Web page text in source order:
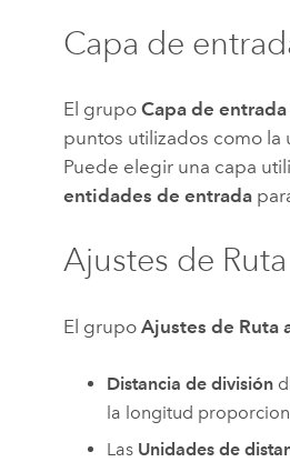
Capa de
El grupoCapa de entrada
puntos utilizados como la
Puede elegir una capa
entidades de entrada
Ajustes de
El grupoAjustes de Ruta
Distancia de división
la longitud
Las Unidades de